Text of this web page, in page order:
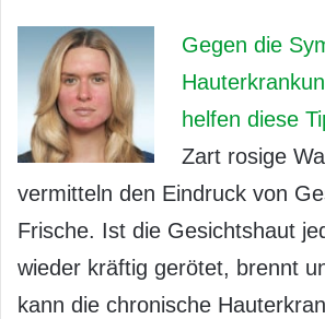
Gegen die
helfen diese
Zart rosige
vermitteln den Eindruck von
Frische. Ist die Gesichtshaut
wieder kräftig gerötet, brennt
kann die chronische